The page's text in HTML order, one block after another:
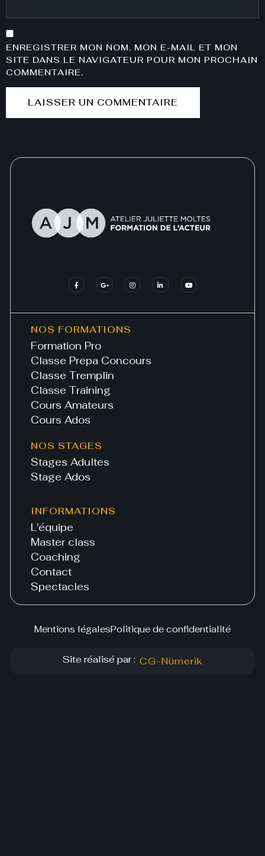
ENREGISTRER MON NOM, MON E-MAIL ET MON
SITE DANS LE NAVIGATEUR POUR MON PROCHAIN
COMMENTAIRE.
NOS FORMATIONS
Formation Pro
Classe Prepa Concours
Classe Tremplin
Classe Training
Cours Amateurs
Cours Ados
NOS STAGES
Stages Adultes
Stage Ados
INFORMATIONS
L'équipe
Master class
Coaching
Contact
Spectacles
Mentions légalesPolitique de confidentialité
Site réalisé par : CG-Nümerik